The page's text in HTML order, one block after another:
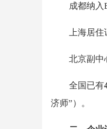
成都纳
上海居
北京副中
全国已有
济师”）。